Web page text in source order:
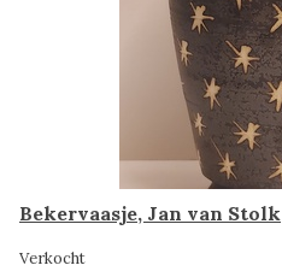
Bekervaasje, Jan van Stolk
Verkocht